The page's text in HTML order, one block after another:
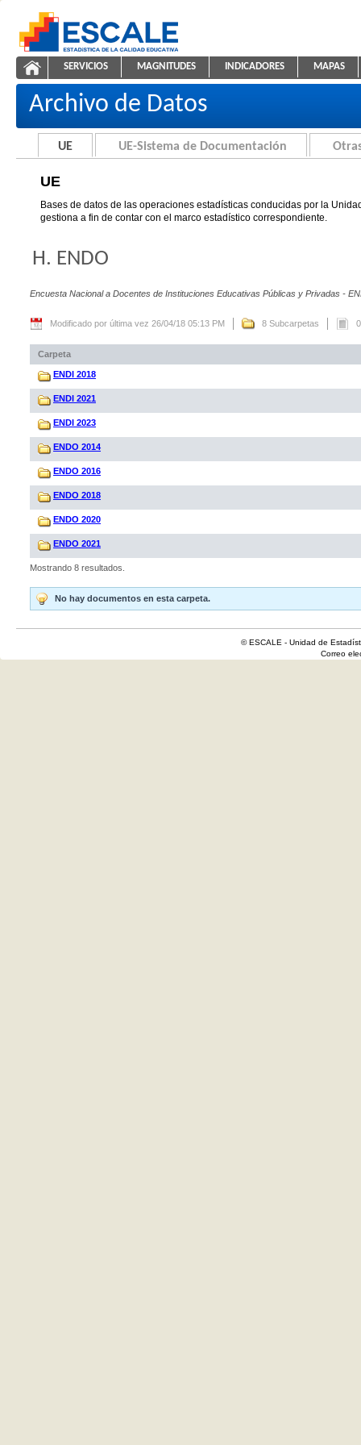
ESCALE - Unidad de Estadística Educativa
UE
NAVEGACIÓN
SERVICIOS MAGNITUDES INDICADORES MAPAS
Archivo de Datos
UE UE-Sistema de Documentación
UE
Bases de datos de las operaciones estadísticas conducidas por la
gestiona a fin de contar con el marco estadístico correspondiente.
H. ENDO
Encuesta Nacional a Docentes de Instituciones Educativas Públicas y Privadas -
Modificado por última vez 26/04/18 05:13 PM 8 Subcarpetas
Carpeta
ENDI 2018
ENDI 2021
ENDI 2023
ENDO 2014
ENDO 2016
ENDO 2018
ENDO 2020
ENDO 2021
Mostrando 8 resultados.
No hay documentos en esta carpeta.
© ESCALE - Unidad de
Correo